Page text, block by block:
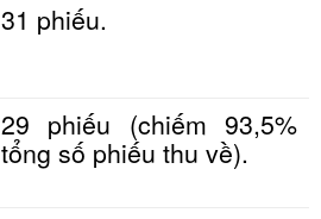
31 phiếu.
29 phiếu (chiếm 93,5%
tổng số phiếu thu về).